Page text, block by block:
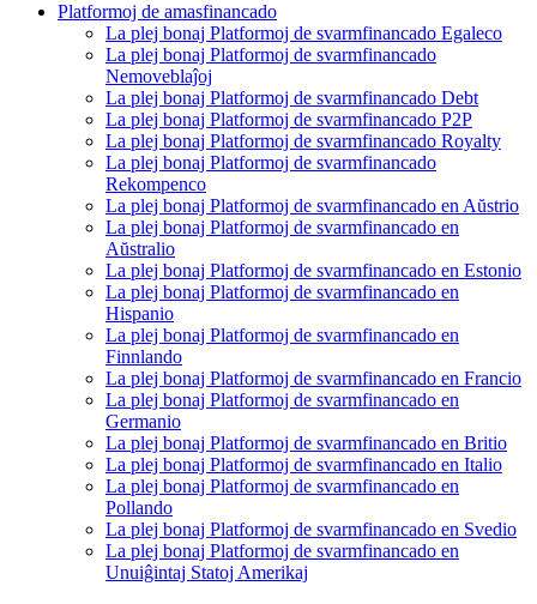
Platformoj de amasfinancado
La plej bonaj Platformoj de svarmfinancado Egaleco
La plej bonaj Platformoj de svarmfinancado
Nemoveblaĵoj
La plej bonaj Platformoj de svarmfinancado Debt
La plej bonaj Platformoj de svarmfinancado P2P
La plej bonaj Platformoj de svarmfinancado Royalty
La plej bonaj Platformoj de svarmfinancado
Rekompenco
La plej bonaj Platformoj de svarmfinancado en Aŭstrio
La plej bonaj Platformoj de svarmfinancado en
Aŭstralio
La plej bonaj Platformoj de svarmfinancado en Estonio
La plej bonaj Platformoj de svarmfinancado en
Hispanio
La plej bonaj Platformoj de svarmfinancado en
Finnlando
La plej bonaj Platformoj de svarmfinancado en Francio
La plej bonaj Platformoj de svarmfinancado en
Germanio
La plej bonaj Platformoj de svarmfinancado en Britio
La plej bonaj Platformoj de svarmfinancado en Italio
La plej bonaj Platformoj de svarmfinancado en
Pollando
La plej bonaj Platformoj de svarmfinancado en Svedio
La plej bonaj Platformoj de svarmfinancado en
Unuiĝintaj Statoj Amerikaj